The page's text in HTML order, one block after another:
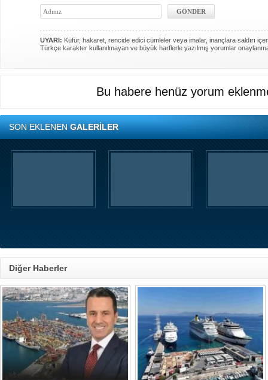
UYARI: Küfür, hakaret, rencide edici cümleler veya imalar, inançlara saldırı
Türkçe karakter kullanılmayan ve büyük harflerle yazılmış yorumlar
Bu habere henüz yorum
SON EKLENENGALERİLER
Diğer Haberler